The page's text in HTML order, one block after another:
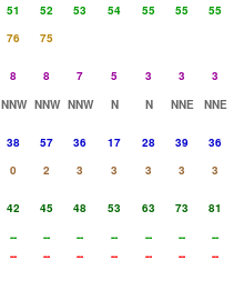
51 52 53 54 55 55 55
76
75
8 8 7 5 3 3 3
NNW NNW NNW N N NNE NNE
38 57 36 17 28 39 36
0 2 3 3 3 3 3
42 45 48 53 63 73 81
-- -- -- -- -- -- --
-- -- -- -- -- -- --